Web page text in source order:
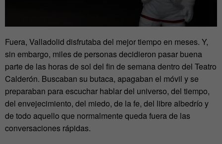
Fuera, Valladolid disfrutaba del mejor tiempo en meses. Y,
sin embargo, miles de personas decidieron pasar buena
parte de las horas de sol del fin de semana dentro del Teatro
Calderón. Buscaban su butaca, apagaban el móvil y se
preparaban para escuchar hablar del universo, del tiempo,
del envejecimiento, del miedo, de la fe, del libre albedrío y
de todo aquello que normalmente queda fuera de las
conversaciones rápidas.